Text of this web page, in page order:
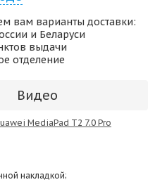
вам варианты доставки:
и Беларуси
выдачи
отделение
Видео
MediaPad T2 7.0 Pro
накладкой;